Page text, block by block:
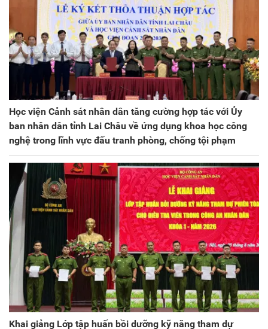
Học viện Cảnh sát nhân dân tăng cường hợp tác với Ủy
ban nhân dân tỉnh Lai Châu về ứng dụng khoa học công
nghệ trong lĩnh vực đấu tranh phòng, chống tội phạm
Khai giảng Lớp tập huấn bồi dưỡng kỹ năng tham dự